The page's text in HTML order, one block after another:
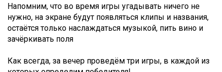
Напомним, что во время игры угадывать ничего не
нужно, на экране будут появляться клипы и названия,
остаётся только наслаждаться музыкой, пить вино и
зачёркивать поля
Как всегда, за вечер проведём три игры, в каждой из